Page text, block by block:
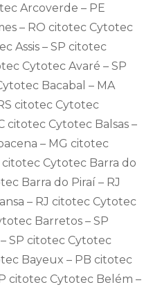
Arcoverde – PE
– RO citotec Cytotec
Assis – SP citotec
Cytotec Avaré – SP
Bacabal – MA
citotec Cytotec
citotec Cytotec Balsas –
– MG citotec
Cytotec Barra do
Barra do Piraí – RJ
– RJ citotec Cytotec
Barretos – SP
SP citotec Cytotec
Bayeux – PB citotec
citotec Cytotec Belém –